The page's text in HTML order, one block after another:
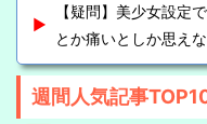
【疑問】美少女設定
とか痛いとしか思え
週間人気記事